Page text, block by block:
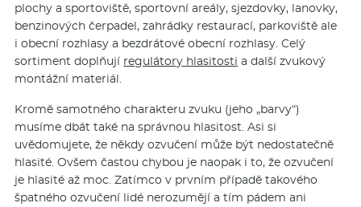
plochy a sportoviště, sportovní areály, sjezdovky, lanovky,
benzinových čerpadel, zahrádky restaurací, parkoviště ale
i obecní rozhlasy a bezdrátové obecní rozhlasy. Celý
sortiment doplňují regulátory hlasitosti a další zvukový
montážní materiál.
Kromě samotného charakteru zvuku (jeho „barvy“)
musíme dbát také na správnou hlasitost. Asi si
uvědomujete, že někdy ozvučení může být nedostatečně
hlasité. Ovšem častou chybou je naopak i to, že ozvučení
je hlasité až moc. Zatímco v prvním případě takového
špatného ozvučení lidé nerozumějí a tím pádem ani